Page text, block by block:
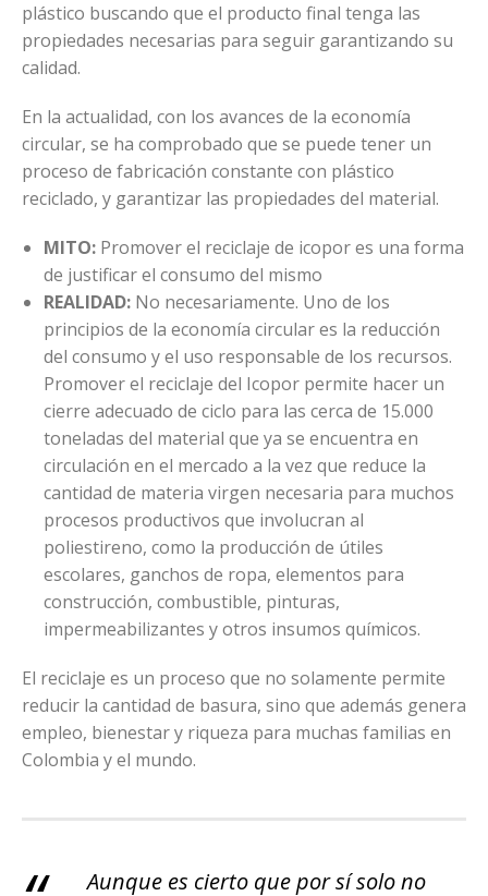
plástico buscando que el producto final tenga las
propiedades necesarias para seguir garantizando su
calidad.
En la actualidad, con los avances de la economía
circular, se ha comprobado que se puede tener un
proceso de fabricación constante con plástico
reciclado, y garantizar las propiedades del material.
MITO: Promover el reciclaje de icopor es una forma
de justificar el consumo del mismo
REALIDAD: No necesariamente. Uno de los
principios de la economía circular es la reducción
del consumo y el uso responsable de los recursos.
Promover el reciclaje del Icopor permite hacer un
cierre adecuado de ciclo para las cerca de 15.000
toneladas del material que ya se encuentra en
circulación en el mercado a la vez que reduce la
cantidad de materia virgen necesaria para muchos
procesos productivos que involucran al
poliestireno, como la producción de útiles
escolares, ganchos de ropa, elementos para
construcción, combustible, pinturas,
impermeabilizantes y otros insumos químicos.
El reciclaje es un proceso que no solamente permite
reducir la cantidad de basura, sino que además genera
empleo, bienestar y riqueza para muchas familias en
Colombia y el mundo.
Aunque es cierto que por sí solo no